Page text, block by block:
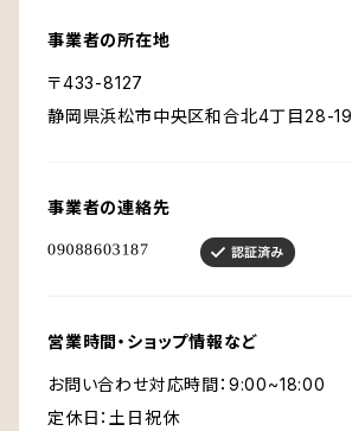
事業者の所在地
〒433-8127
静岡県浜松市中央区和合北4丁目28-19
事業者の連絡先
営業時間・ショップ情報など
お問い合わせ対応時間：9:00~18:00
定休日：土日祝休